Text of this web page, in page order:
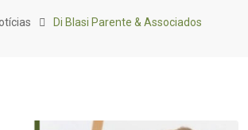
Di Blasi Parente & Associados